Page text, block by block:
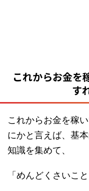
これからお金を
す
これからお金を稼
にかと言えば、基
知識を集めて、
「めんどくさいこと